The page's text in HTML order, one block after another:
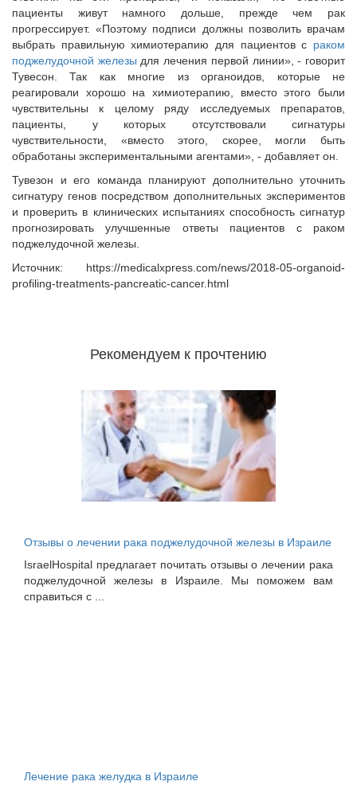
пациенты живут намного дольше, прежде чем рак
прогрессирует. «Поэтому подписи должны позволить врачам
выбрать правильную химиотерапию для пациентов с раком
поджелудочной железы для лечения первой линии», - говорит
Тувесон. Так как многие из органоидов, которые не
реагировали хорошо на химиотерапию, вместо этого были
чувствительны к целому ряду исследуемых препаратов,
пациенты, у которых отсутствовали сигнатуры
чувствительности, «вместо этого, скорее, могли быть
обработаны экспериментальными агентами», - добавляет он.
Тувезон и его команда планируют дополнительно уточнить
сигнатуру генов посредством дополнительных экспериментов
и проверить в клинических испытаниях способность сигнатур
прогнозировать улучшенные ответы пациентов с раком
поджелудочной железы.
Источник: https://medicalxpress.com/news/2018-05-organoid-
profiling-treatments-pancreatic-cancer.html
Рекомендуем к прочтению
Отзывы о лечении рака поджелудочной железы в Израиле
IsraelHospital предлагает почитать отзывы о лечении рака
поджелудочной железы в Израиле. Мы поможем вам
справиться с ...
Лечение рака желудка в Израиле